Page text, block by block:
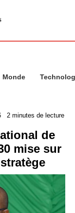
Monde
2 minutes de lecture
de
mise sur